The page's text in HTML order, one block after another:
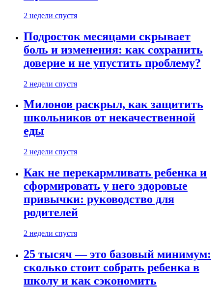
2 недели спустя
Подросток месяцами скрывает
боль и изменения: как сохранить
доверие и не упустить проблему?
2 недели спустя
Милонов раскрыл, как защитить
школьников от некачественной
еды
2 недели спустя
Как не перекармливать ребенка и
сформировать у него здоровые
привычки: руководство для
родителей
2 недели спустя
25 тысяч — это базовый минимум:
сколько стоит собрать ребенка в
школу и как сэкономить